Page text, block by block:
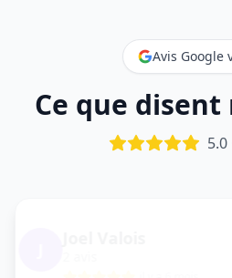
Avis Google
Ce que
5.0